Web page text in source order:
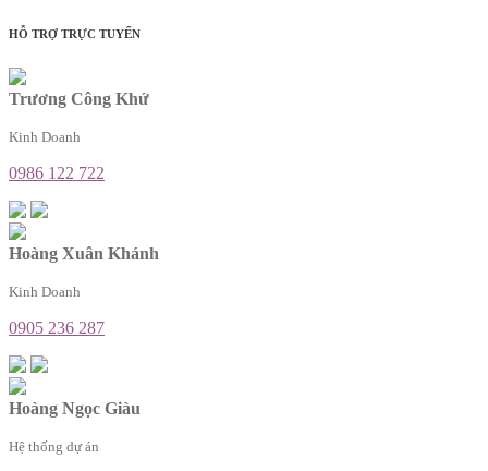
HỖ TRỢ TRỰC TUYẾN
Trương Công Khứ
Kinh Doanh
0986 122 722
Hoàng Xuân Khánh
Kinh Doanh
0905 236 287
Hoàng Ngọc Giàu
Hệ thống dự án